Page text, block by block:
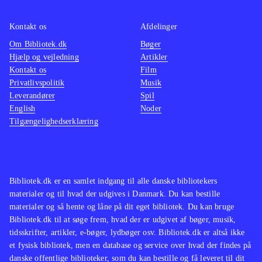
Bibliotek.dk er en samlet indgang til alle danske bibliotekers
materialer og til hvad der udgives i Danmark. Du kan bestille
materialer og så hente og låne på dit eget bibliotek. Du kan bruge
Bibliotek.dk til at søge frem, hvad der er udgivet af bøger, musik,
tidsskrifter, artikler, e-bøger, lydbøger osv. Bibliotek.dk er altså ikke
et fysisk bibliotek, men en database og service over hvad der findes på
danske offentlige biblioteker, som du kan bestille og få leveret til dit
Kontakt os
Om Bibliotek.dk
Hjælp og vejledning
Kontakt os
Privatlivspolitik
Leverandører
English
Tilgængelighedserklæring
Afdelinger
Bøger
Artikler
Film
Musik
Spil
Noder